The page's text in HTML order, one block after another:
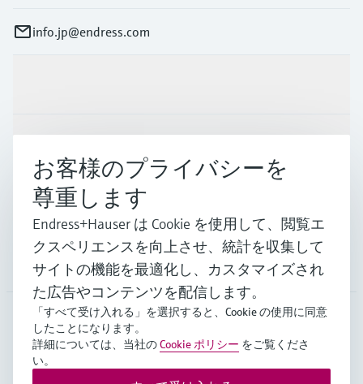
info.jp@endress.com
サポート
会社情報
JPN• 日本語
お客様のプライバシーを
尊重します
Endress+Hauser は Cookie を使用して、閲覧エ
クスペリエンスを向上させ、統計を収集して
サイトの機能を最適化し、カスタマイズされ
た広告やコンテンツを配信します。
「すべて受け入れる」を選択すると、Cookie の使用に同意
したことになります。
詳細については、当社のCookie ポリシー をご覧くださ
い。